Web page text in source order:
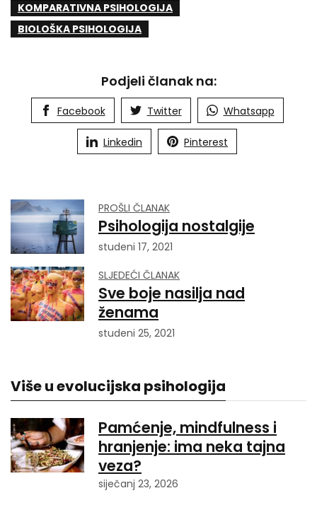
KOMPARATIVNA PSIHOLOGIJA
BIOLOŠKA PSIHOLOGIJA
Podjeli članak na:
Facebook Twitter Whatsapp
Linkedin Pinterest
PROŠLI ČLANAK
Psihologija nostalgije
studeni 17, 2021
SLJEDEĆI ČLANAK
Sve boje nasilja nad
ženama
studeni 25, 2021
Više u evolucijska psihologija
Pamćenje, mindfulness i
hranjenje: ima neka tajna
veza?
siječanj 23, 2026